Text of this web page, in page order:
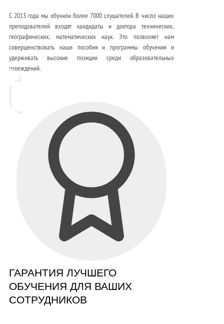
С 2013 года мы обучили более 7000 слушателей. В число наших
преподавателей входят кандидаты и доктора технических,
географических, математических наук. Это позволяет нам
совершенствовать наши пособия и программы обучения и
удерживать высокие позиции среди образовательных
учреждений.
ГАРАНТИЯ ЛУЧШЕГО
ОБУЧЕНИЯ ДЛЯ ВАШИХ
СОТРУДНИКОВ